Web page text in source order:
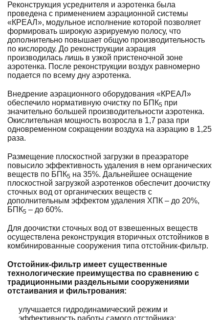
Реконструкция усреднителя и аэротенка была
проведена с применением аэрационной системы
«КРЕАЛ», модульное исполнение которой позволяет
формировать широкую аэрируемую полосу, что
дополнительно повышает общую производительность
по кислороду. До реконструкции аэрация
производилась лишь в узкой пристеночной зоне
аэротенка. После реконструкции воздух равномерно
подается по всему дну аэротенка.
Внедрение аэрационного оборудования «КРЕАЛ»
обеспечило нормативную очистку по БПК5 при
значительно большей производительности аэротенка.
Окислительная мощность возросла в 1,7 раза при
одновременном сокращении воздуха на аэрацию в 1,25
раза.
Размещение плоскостной загрузки в преаэраторе
повысило эффективность удаления в нем органических
веществ по БПК5 на 35%. Дальнейшее оснащение
плоскостной загрузкой аэротенков обеспечит доочистку
сточных вод от органических веществ с
дополнительным эффектом удаления ХПК – до 20%,
БПК5 – до 60%.
Для доочистки сточных вод от взвешенных веществ
осуществлена реконструкция вторичных отстойников в
комбинированные сооружения типа отстойник-фильтр.
Отстойник-фильтр имеет существенные
технологические преимущества по сравнению с
традиционными раздельными сооружениями
отстаивания и фильтрования:
улучшается гидродинамический режим и
эффективность работы самого отстойника;